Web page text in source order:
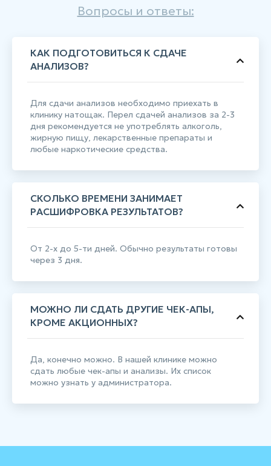
Вопросы и ответы:
КАК ПОДГОТОВИТЬСЯ К СДАЧЕ
АНАЛИЗОВ?
Для сдачи анализов необходимо приехать в
клинику натощак. Перел сдачей анализов за 2-3
дня рекомендуется не употреблять алкоголь,
жирную пищу, лекарственные препараты и
любые наркотические средства.
СКОЛЬКО ВРЕМЕНИ ЗАНИМАЕТ
РАСШИФРОВКА РЕЗУЛЬТАТОВ?
От 2-х до 5-ти дней. Обычно результаты готовы
через 3 дня.
МОЖНО ЛИ СДАТЬ ДРУГИЕ ЧЕК-АПЫ,
КРОМЕ АКЦИОННЫХ?
Да, конечно можно. В нашей клинике можно
сдать любые чек-апы и анализы. Их список
можно узнать у администратора.